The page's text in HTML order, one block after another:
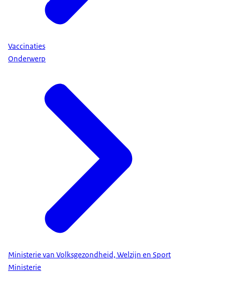
Vaccinaties
Onderwerp
Ministerie van Volksgezondheid, Welzijn en Sport
Ministerie